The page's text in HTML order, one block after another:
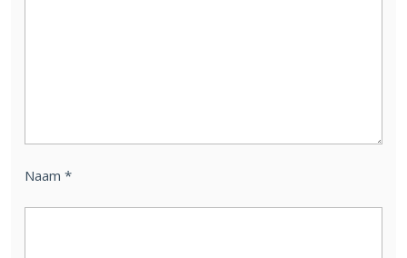
Naam *